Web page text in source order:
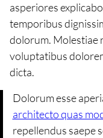
asperiores
temporibus
dolorum. Molestiae
voluptatibus
dicta.
Dolorum esse
architecto quas
repellendus saepe